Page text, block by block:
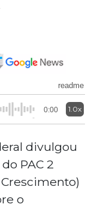
readme
0:00 1.0x
divulgou
PAC 2
o